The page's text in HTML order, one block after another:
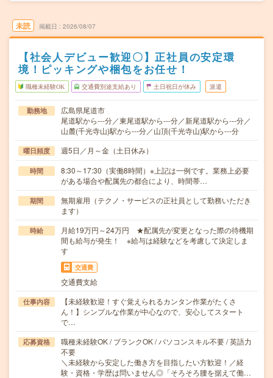
未読 掲載日 2026/08/07
【社会人デビュー歓迎〇】正社員の安定環
境！ピッキングや梱包をお任せ！
職種未経験OK 交通費別途支給あり 土日祝日が休み 派遣
勤務地
広島県尾道市
尾道駅から---分／東尾道駅から---分／新尾道駅から---分／
山麓(千光寺山)駅から---分／山頂(千光寺山)駅から---分
曜日頻度 週5日／月～金（土日休み）
時間
8:30～17:30（実働8時間）※上記は一例です。業務上必要
がある場合や配属先の都合により、時間帯…
期間
無期雇用（テクノ・サービスの正社員として勤務いただき
ます）
時給
月給19万円～24万円 ★配属先が変更となった際の待機期
間も給与が発生！ ※給与は経験などを考慮して決定しま
す
交通費
交通費支給
仕事内容
【未経験歓迎！すぐ覚えられるカンタン作業がたくさ
ん！】シンプルな作業が中心なので、安心してスタート
で…
応募資格
職種未経験OK / ブランクOK / パソコンスキル不要 / 英語力
不要
＼未経験から安定した働き方を目指したい方歓迎！／経
験・資格・学歴は問いません◎「そろそろ腰を据えて働…